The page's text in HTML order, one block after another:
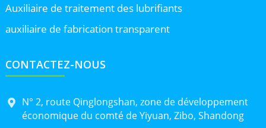
Auxiliaire de traitement des lubrifiants
auxiliaire de fabrication transparent
CONTACTEZ-NOUS
N° 2, route Qinglongshan, zone de développement
économique du comté de Yiyuan, Zibo, Shandong